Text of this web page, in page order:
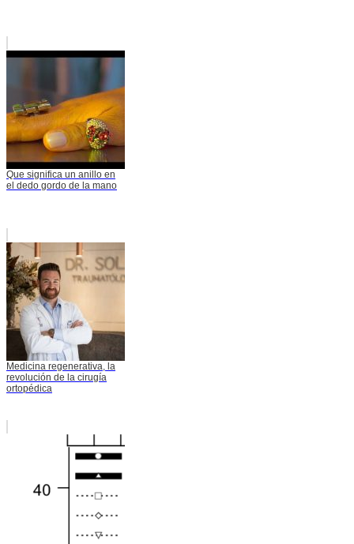
Que significa un anillo en
el dedo gordo de la mano
Medicina regenerativa, la
revolución de la cirugía
ortopédica